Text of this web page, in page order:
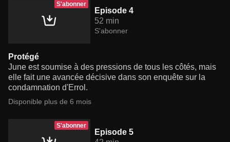
S'abonner
Episode 4
52 min
S'abonner
Protégé
June est soumise à des pressions de tous les côtés, mais
elle fait une avancée décisive dans son enquête sur la
condamnation d'Errol.
Disponible plus de 6 mois
S'abonner
Episode 5